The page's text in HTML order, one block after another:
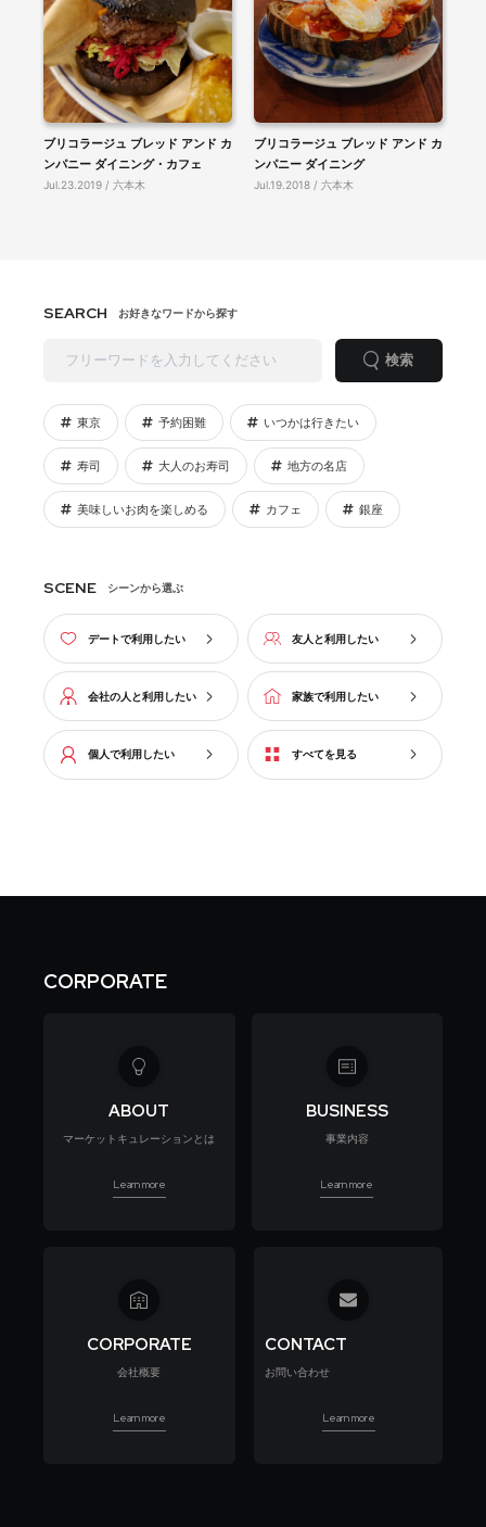
ブリコラージュ ブレッド アンド カ
ンパニー ダイニング・カフェ
Jul.23.2019 / 六本木
ブリコラージュ ブレッド アンド カ
ンパニー ダイニング
Jul.19.2018 / 六本木
SEARCH お好きなワードから探す
検索
東京 予約困難 いつかは行きたい
寿司 大人のお寿司 地方の名店
美味しいお肉を楽しめる カフェ 銀座
SCENE シーンから選ぶ
デートで利用したい 友人と利用したい
会社の人と利用したい 家族で利用したい
個人で利用したい すべてを見る
CORPORATE
ABOUT
マーケットキュレーションとは
Learn more
BUSINESS
事業内容
Learn more
CORPORATE
会社概要
Learn more
CONTACT
お問い合わせ
Learn more